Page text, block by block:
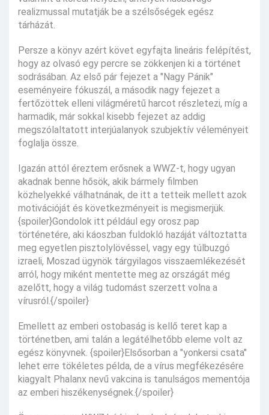
realizmussal mutatják be a szélsőségek egész
tárházát.
Persze a könyv azért követ egyfajta lineáris felépítést,
hogy az olvasó egy percre se zökkenjen ki a történet
sodrásában. Az első pár fejezet a "Nagy Pánik"
eseményeire fókuszál, a második nagy fejezet a
fertőzöttek elleni világméretű harcot részletezi, míg a
harmadik, már sokkal kisebb fejezet az addig
megszólaltatott interjúalanyok szubjektív véleményeit
foglalja össze.
Igazán attól éreztem erősnek a WWZ-t, hogy ugyan
akadnak benne hősök, akik bármely filmben
közhelyekké válhatnának, de itt a tetteik mellett azok
motivációját és következményeit is megismerjük.
{spoiler}Gondolok itt például egy orosz pap
történetére, aki káoszban fuldokló hazáját változtatta
meg egyetlen pisztolylövéssel, vagy egy túlbuzgó
izraeli, Moszad ügynök tárgyilagos visszaemlékezését
arról, hogy miként mentette meg az országát még
azelőtt, hogy a világ tudomást szerzett volna a
vírusról.{/spoiler}
Emellett az emberi ostobaság is kellő teret kap a
történetben, ami talán a legátélhetőbb eleme volt az
egész könyvnek. {spoiler}Elsősorban a "yonkersi csata"
lehet erre tökéletes példa, de a vírus megfékezésére
kiagyalt Phalanx nevű vakcina is tanulságos mementója
az emberi hiszékenységnek.{/spoiler}